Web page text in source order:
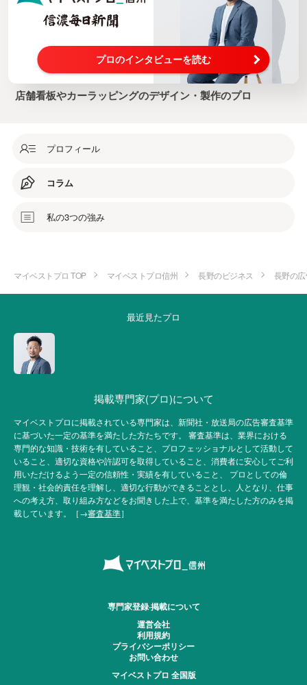
プロのインタビューを読む
店舗看板やカーラッピングのデザイン・製作のプロ
プロフィール
コラム
私の3つの強み
マイベストプロ TOP マイベストプロ信州 長野のビジネス 長野の
最近見たプロ
掲載専門家(プロ)について
マイベストプロに掲載されている専門家は、新聞社・放送局の広告審査基準
に基づいた一定の基準を満たした方たちです。 審査基準は、業界における
専門的な知識・技術を有していること、プロフェッショナルとして活動して
いること、適切な資格や許認可を取得していること、消費者に安心してご利
用いただけるよう一定の信頼性・実績を有していること、 プロとしての倫
理観・社会的責任を理解し、適切な行動ができることとし、人となり、仕事
への考え方、取り組み方などをお聞きした上で、基準を満たした方のみを掲
載しています。［→審査基準］
専門家登録·掲載について
運営会社
利用規約
プライバシーポリシー
お問い合わせ
マイベストプロ 全国版